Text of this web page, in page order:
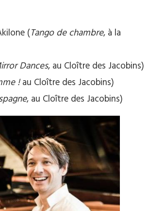
(Tango de chambre, à la
Dances, au Cloître des Jacobins)
!au Cloître des Jacobins)
, au Cloître des Jacobins)